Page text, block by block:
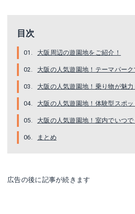
目次
大阪周辺の遊園地をご紹介！
大阪の人気遊園地！テーマパーク
大阪の人気遊園地！乗り物が魅力
大阪の人気遊園地！体験型スポッ
大阪の人気遊園地！室内でいつで
まとめ
広告の後に記事が続きます